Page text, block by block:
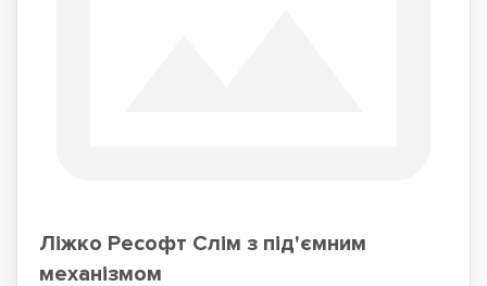
Ліжко Ресофт Слім з під'ємним
механізмом